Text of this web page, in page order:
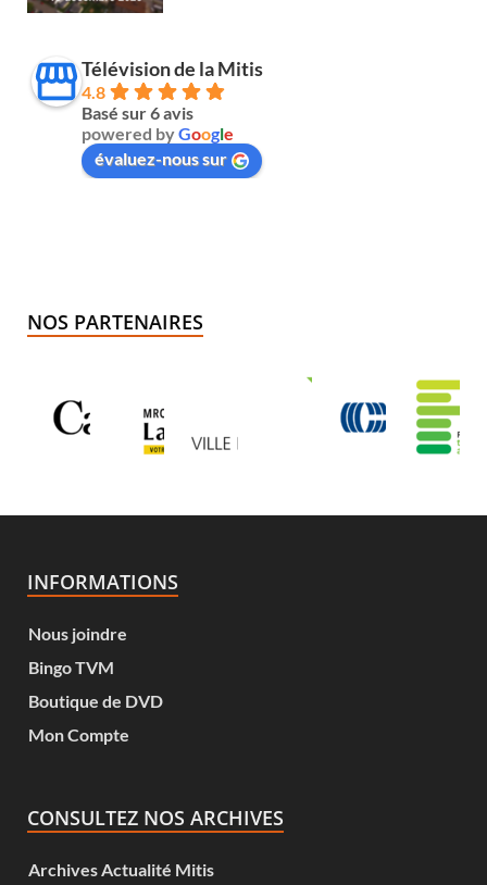
Télévision de la Mitis
4.8
Basé sur 6 avis
powered byGoogle
évaluez-nous sur
NOS PARTENAIRES
INFORMATIONS
Nous joindre
Bingo TVM
Boutique de DVD
Mon Compte
CONSULTEZ NOS ARCHIVES
Archives Actualité Mitis